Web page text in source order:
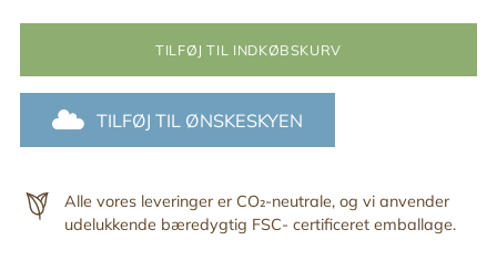
TILFØJ TIL INDKØBSKURV
TILFØJ TIL ØNSKESKYEN
Alle vores leveringer er CO₂-neutrale, og vi anvender
udelukkende bæredygtig FSC- certificeret emballage.